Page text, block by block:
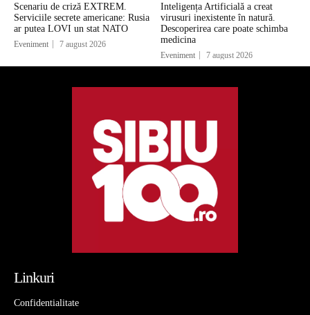
Scenariu de criză EXTREM.
Serviciile secrete americane: Rusia
ar putea LOVI un stat NATO
Eveniment 7 august 2026
Inteligența Artificială a creat
virusuri inexistente în natură.
Descoperirea care poate schimba
medicina
Eveniment 7 august 2026
Linkuri
Confidentialitate